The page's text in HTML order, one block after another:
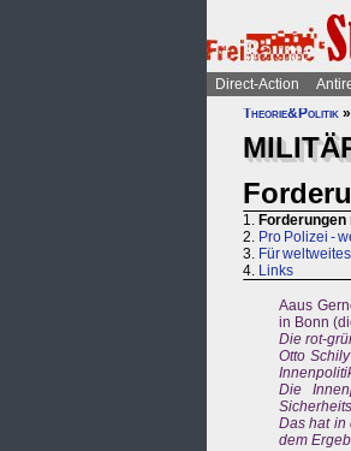
Direct-Action
Theorie&Politik »
1.
2. Pro Polizei -
3. Für
4. Links
Aaus
in Bonn
Die rot-
Otto
Die
Das hat in
dem